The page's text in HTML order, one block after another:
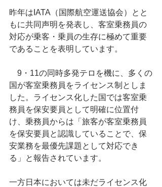
昨年はIATA（国際航空運送協会）とと
もに共同声明を発表し、客室乗務員の
対応が乗客・乗員の生存に極めて重要
であることを表明しています。
9・11の同時多発テロを機に、多くの
国が客室乗務員をライセンス制としま
した。ライセンス化した国では客室乗
務員を保安要員として明確に位置付
け、乗務員からは「旅客が客室乗務員
を保安要員と認識していることで、保
安業務を最優先課題として対応でき
る」と報告されています。
一方日本においては未だライセンス化